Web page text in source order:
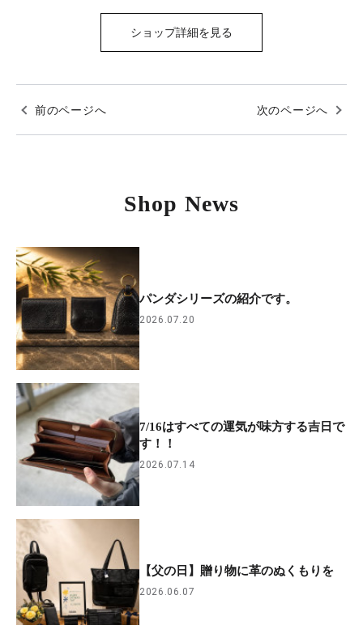
ショップ詳細を見る
前のページへ 次のページへ
Shop News
パンダシリーズの紹介です。
2026.07.20
7/16はすべての運気が味方する吉日で
す！！
2026.07.14
【父の日】贈り物に革のぬくもりを
2026.06.07